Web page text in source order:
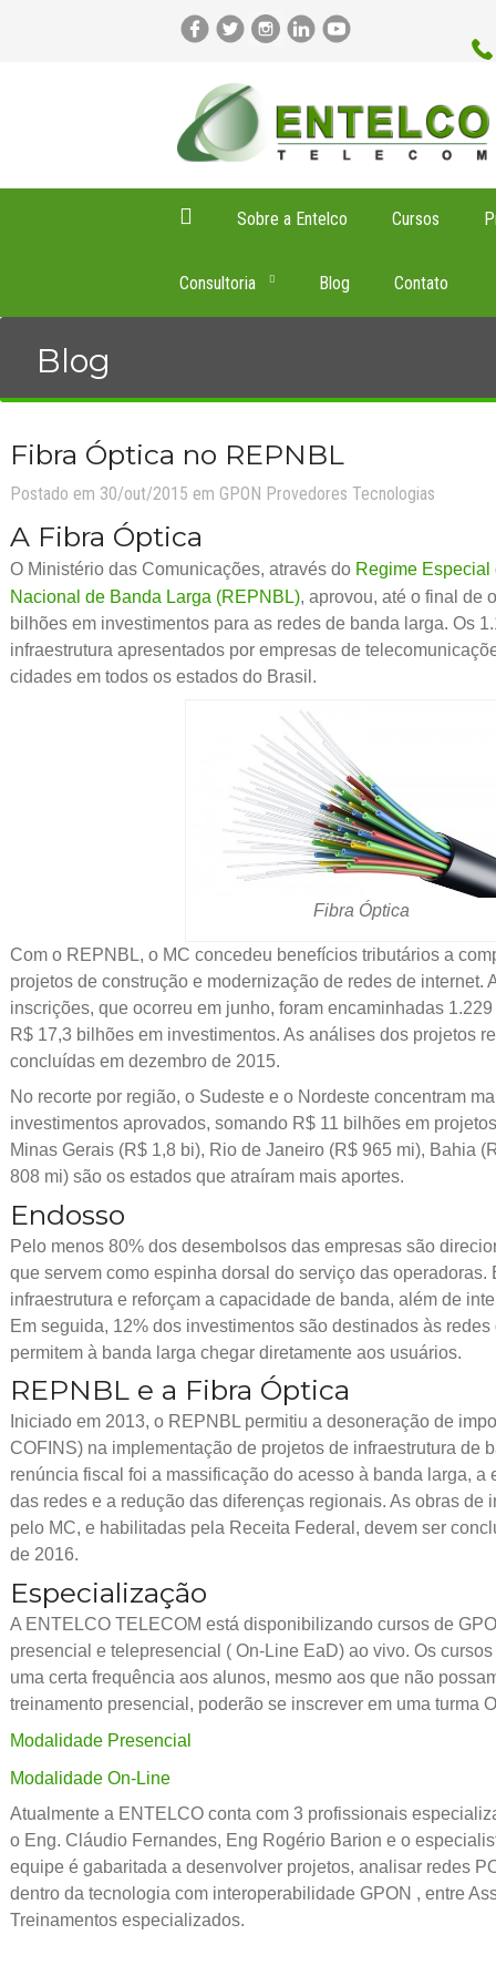
Sobre a Entelco Cursos
Consultoria Blog Contato
Blog
Fibra Óptica no REPNBL
Postado em 30/out/2015 em GPON Provedores Tecnologias
A Fibra Óptica
O Ministério das Comunicações, através do Regime Especial
Nacional de Banda Larga (REPNBL), aprovou, até o final de
bilhões em investimentos para as redes de banda larga. Os
infraestrutura apresentados por empresas de
cidades em todos os estados do Brasil.
Fibra Óptica
Com o REPNBL, o MC concedeu benefícios tributários a
projetos de construção e modernização de redes de internet.
inscrições, que ocorreu em junho, foram encaminhadas
R$ 17,3 bilhões em investimentos. As análises dos projetos
concluídas em dezembro de 2015.
No recorte por região, o Sudeste e o Nordeste concentram
investimentos aprovados, somando R$ 11 bilhões em
Minas Gerais (R$ 1,8 bi), Rio de Janeiro (R$ 965 mi), Bahia
808 mi) são os estados que atraíram mais aportes.
Endosso
Pelo menos 80% dos desembolsos das empresas são
que servem como espinha dorsal do serviço das operadoras.
infraestrutura e reforçam a capacidade de banda, além de
Em seguida, 12% dos investimentos são destinados às redes
permitem à banda larga chegar diretamente aos usuários.
REPNBL e a Fibra Óptica
Iniciado em 2013, o REPNBL permitiu a desoneração de
COFINS) na implementação de projetos de infraestrutura de
renúncia fiscal foi a massificação do acesso à banda larga, a
das redes e a redução das diferenças regionais. As obras de
pelo MC, e habilitadas pela Receita Federal, devem ser
de 2016.
Especialização
A ENTELCO TELECOM está disponibilizando cursos de
presencial e telepresencial ( On-Line EaD) ao vivo. Os
uma certa frequência aos alunos, mesmo aos que não
treinamento presencial, poderão se inscrever em uma turma
Modalidade Presencial
Modalidade On-Line
Atualmente a ENTELCO conta com 3 profissionais
o Eng. Cláudio Fernandes, Eng Rogério Barion e o
equipe é gabaritada a desenvolver projetos, analisar redes
dentro da tecnologia com interoperabilidade GPON , entre
Treinamentos especializados.